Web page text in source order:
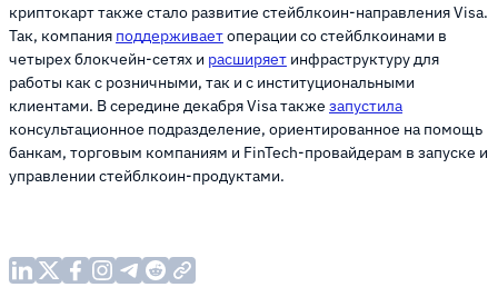
криптокарт также стало развитие стейблкоин-направления Visa.
Так, компания поддерживаетоперации со стейблкоинами в
четырех блокчейн-сетях и расширяет инфраструктуру для
работы как с розничными, так и с институциональными
клиентами. В середине декабря Visa также запустила
консультационное подразделение, ориентированное на помощь
банкам, торговым компаниям и FinTech-провайдерам в запуске и
управлении стейблкоин-продуктами.